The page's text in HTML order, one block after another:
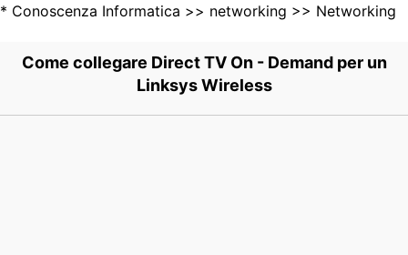
Sistemi
* Conoscenza Informatica >> networking >> Networking
Come collegare Direct TV On - Demand per un
Linksys Wireless